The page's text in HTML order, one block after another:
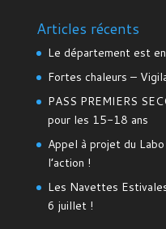
Articles récents
Le département est
Fortes chaleurs –
PASS PREMIERS
pour les 15-18 ans
Appel à projet du
l’action !
Les Navettes
6 juillet !